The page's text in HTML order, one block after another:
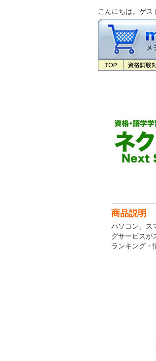
こんにちは。ゲス
商品説明
パソコン、ス
グサービスが
ランキング・